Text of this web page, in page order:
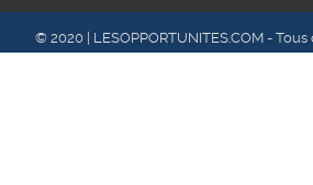
© 2020 | LESOPPORTUNITES.COM -